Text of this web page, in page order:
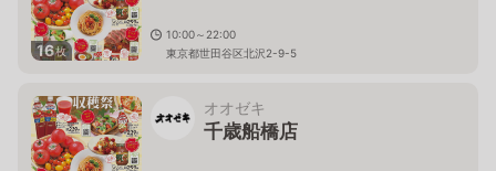
16枚
10:00～22:00
東京都世田谷区北沢2-9-5
オオゼキ
千歳船橋店